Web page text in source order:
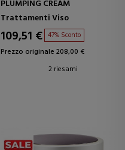
PLUMPING CREAM
Trattamenti Viso
109,51 € 47% Sconto
Prezzo originale 208,00 €
2 riesami